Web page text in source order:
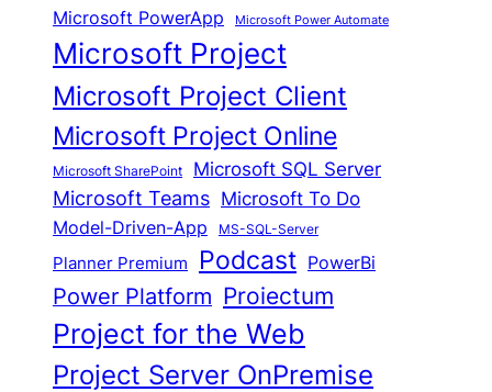
Microsoft PowerApp Microsoft Power Automate
Microsoft Project
Microsoft Project Client
Microsoft Project Online
Microsoft SharePoint Microsoft SQL Server
Microsoft Teams Microsoft To Do
Model-Driven-App MS-SQL-Server
Planner Premium Podcast PowerBi
Power Platform Proiectum
Project for the Web
Project Server OnPremise